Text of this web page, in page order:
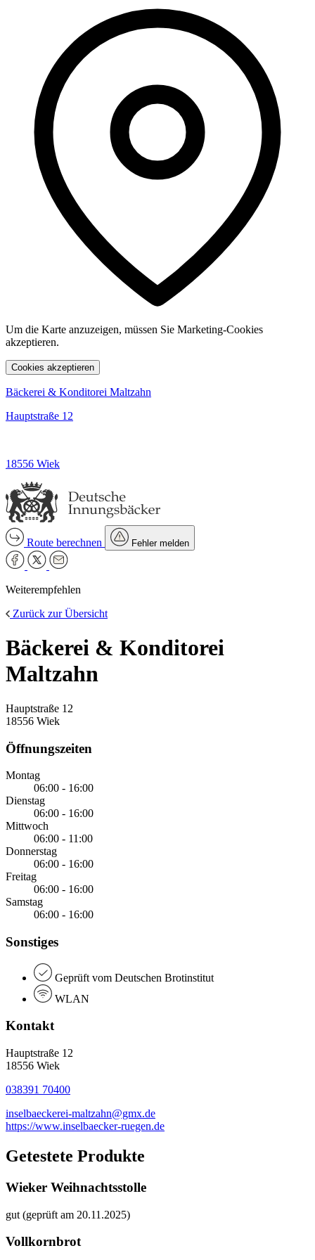
Um die Karte anzuzeigen, müssen Sie Marketing-Cookies
akzeptieren.
Cookies akzeptieren
Bäckerei & Konditorei Maltzahn
Hauptstraße 12
18556 Wiek
Route berechnen Fehler melden
Weiterempfehlen
Zurück zur Übersicht
Bäckerei & Konditorei
Maltzahn
Hauptstraße 12
18556 Wiek
Öffnungszeiten
Montag
06:00 - 16:00
Dienstag
06:00 - 16:00
Mittwoch
06:00 - 11:00
Donnerstag
06:00 - 16:00
Freitag
06:00 - 16:00
Samstag
06:00 - 16:00
Sonstiges
Geprüft vom Deutschen Brotinstitut
WLAN
Kontakt
Hauptstraße 12
18556 Wiek
038391 70400
inselbaeckerei-maltzahn@gmx.de
https://www.inselbaecker-ruegen.de
Getestete Produkte
Wieker Weihnachtsstolle
gut (geprüft am 20.11.2025)
Vollkornbrot